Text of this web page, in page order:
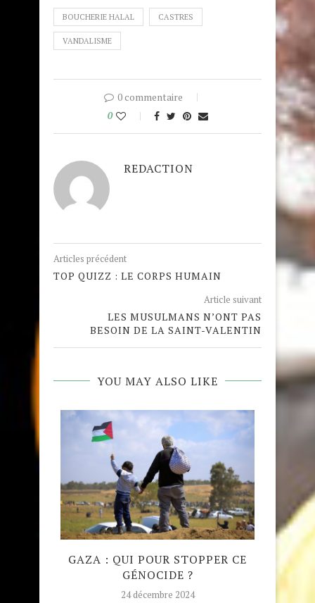
BOUCHERIE HALAL CASTRES
VANDALISME
0 commentaire
0
REDACTION
Articles précédent
TOP QUIZZ : LE CORPS HUMAIN
Article suivant
LES MUSULMANS N’ONT PAS
BESOIN DE LA SAINT-VALENTIN
YOU MAY ALSO LIKE
GAZA : QUI POUR STOPPER CE
GÉNOCIDE ?
24 décembre 2024